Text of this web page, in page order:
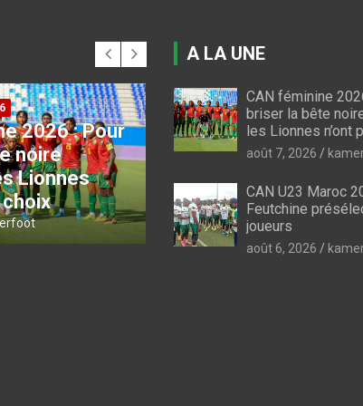
2027 :
30
COUPE DU CAMEROUN
Coupe du Cameroun :
le programme des
de finale
août 6, 2026 kamerfoot
A LA UNE
CAN féminine
briser la bête
les Lionnes n’ont
août 7, 2026
CAN U23 Maroc
Feutchine
joueurs
août 6, 2026